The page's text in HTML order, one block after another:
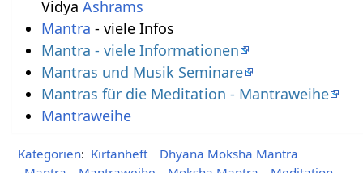
Vidya Ashrams
Mantra - viele Infos
Mantra - viele Informationen
Mantras und Musik Seminare
Mantras für die Meditation - Mantraweihe
Mantraweihe
Kategorien: Kirtanheft
Dhyana Moksha Mantra